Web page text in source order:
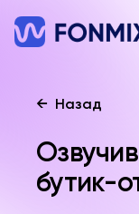
← Назад
бутик-